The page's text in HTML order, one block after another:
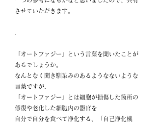
させていただきます。
「オートファジー」という言葉を聞いたことが
あるでしょうか。
なんとなく聞き馴染みのあるようなないような
言葉ですが、
「オートファジー」とは細胞が損傷した箇所の
修復や老化した細胞内の器官を
自分で自分を食べて浄化する、「自己浄化機